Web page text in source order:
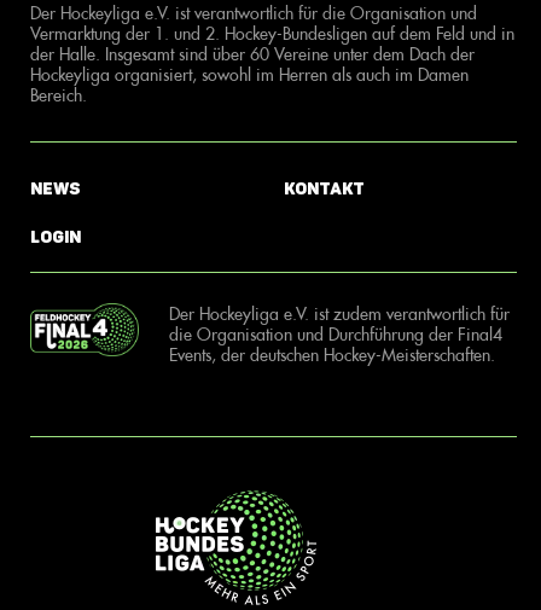
Der Hockeyliga e.V. ist verantwortlich für die Organisation und
Vermarktung der 1. und 2. Hockey-Bundesligen auf dem Feld und in
der Halle. Insgesamt sind über 60 Vereine unter dem Dach der
Hockeyliga organisiert, sowohl im Herren als auch im Damen
Bereich.
News
Login
Kontakt
Der Hockeyliga e.V. ist zudem verantwortlich für
die Organisation und Durchführung der Final4
Events, der deutschen Hockey-Meisterschaften.